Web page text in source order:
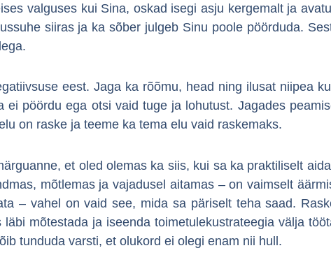
valguses kui Sina, oskad isegi asju kergemalt ja
siiras ja ka sõber julgeb Sinu poole pöörduda.
eest. Jaga ka rõõmu, head ning ilusat niipea
pöördu ega otsi vaid tuge ja lohutust. Jagades
on raske ja teeme ka tema elu vaid raskemaks.
et oled olemas ka siis, kui sa ka praktiliselt
mõtlemas ja vajadusel aitamas – on vaimselt
– vahel on vaid see, mida sa päriselt teha saad.
mõtestada ja iseenda toimetulekustrateegia välja
tunduda varsti, et olukord ei olegi enam nii hull.